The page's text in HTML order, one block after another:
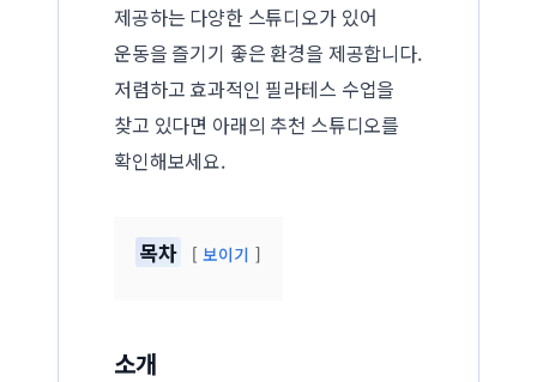
제공하는 다양한 스튜디오가 있어
운동을 즐기기 좋은 환경을 제공합니다.
저렴하고 효과적인 필라테스 수업을
찾고 있다면 아래의 추천 스튜디오를
확인해보세요.
목차 보이기
소개